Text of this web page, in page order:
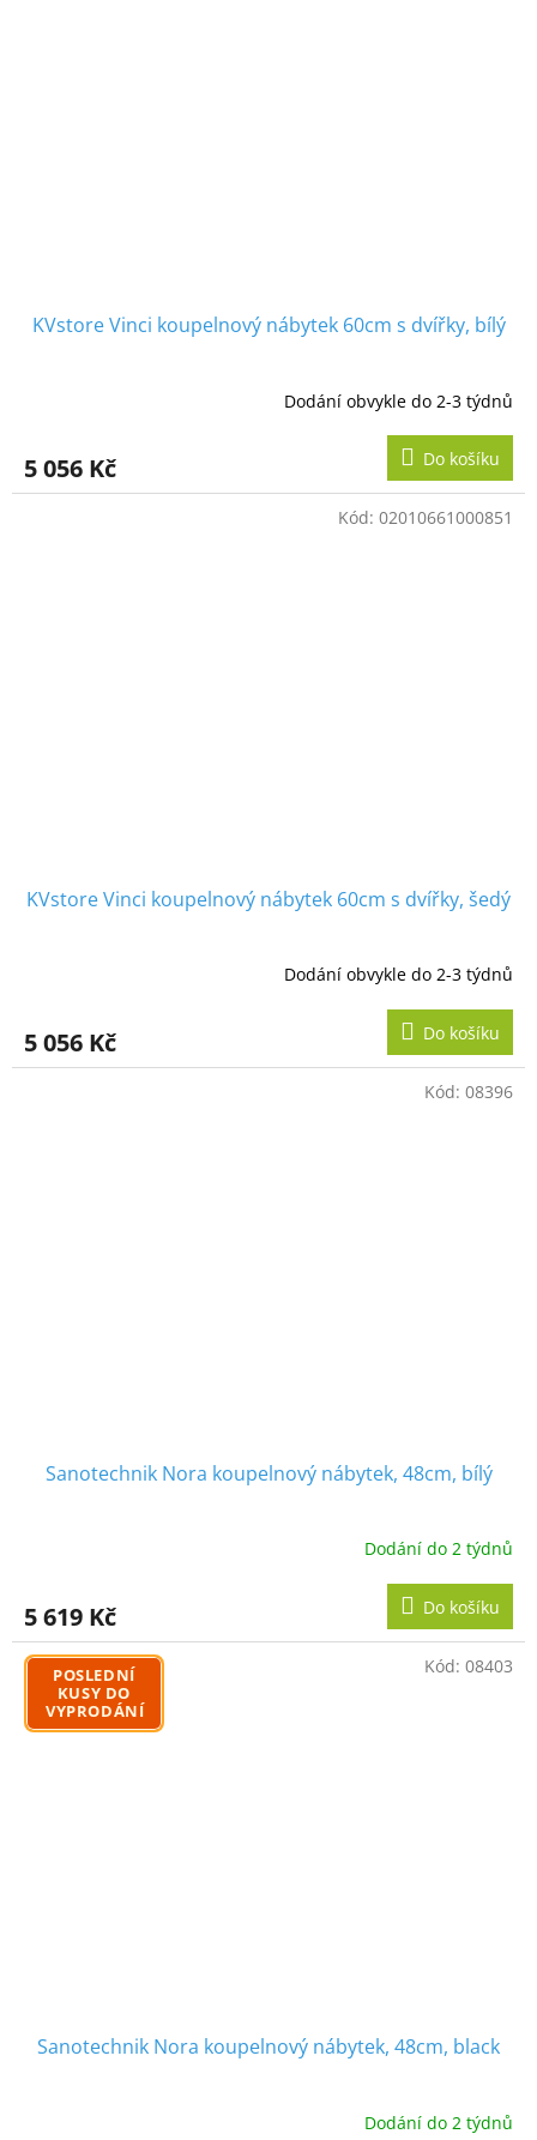
KVstore Vinci koupelnový nábytek 60cm s dvířky, bílý
Dodání obvykle do 2-3 týdnů
5 056 Kč Do košíku
KVstore Vinci koupelnový nábytek 60cm s dvířky, šedý
Dodání obvykle do 2-3 týdnů
5 056 Kč Do košíku
Kód: 02010661000851
Sanotechnik Nora koupelnový nábytek, 48cm, bílý
Dodání do 2 týdnů
5 619 Kč Do košíku
Kód: 08396
POSLEDNÍ
KUSY DO
VYPRODÁNÍ
Sanotechnik Nora koupelnový nábytek, 48cm, black
Dodání do 2 týdnů
Kód: 08403